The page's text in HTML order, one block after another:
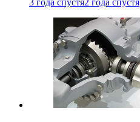
3 года спустя2 года спустя